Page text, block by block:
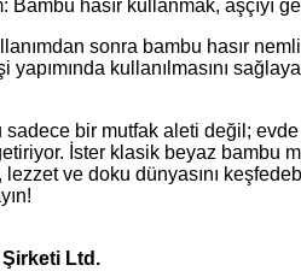
Bambu hasır kullanmak, aşçıyı
sonra bambu hasır
yapımında kullanılmasını
sadece bir mutfak aleti değil;
İster klasik beyaz bambu
lezzet ve doku dünyasını
Şirketi Ltd.